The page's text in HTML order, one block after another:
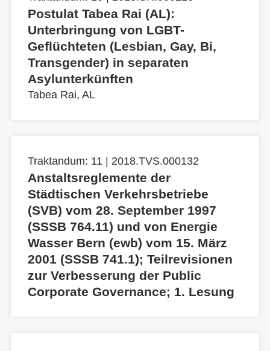
Postulat Tabea Rai (AL):
Unterbringung von LGBT-
Geflüchteten (Lesbian, Gay, Bi,
Transgender) in separaten
Asylunterkünften
Tabea Rai, AL
Traktandum: 11 | 2018.TVS.000132
Anstaltsreglemente der
Städtischen Verkehrsbetriebe
(SVB) vom 28. September 1997
(SSSB 764.11) und von Energie
Wasser Bern (ewb) vom 15. März
2001 (SSSB 741.1); Teilrevisionen
zur Verbesserung der Public
Corporate Governance; 1. Lesung